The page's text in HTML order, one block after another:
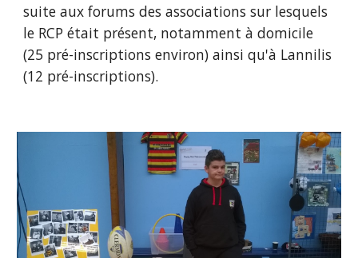
suite aux forums des associations sur lesquels
le RCP était présent, notamment à domicile
(25 pré-inscriptions environ) ainsi qu'à Lannilis
(12 pré-inscriptions).